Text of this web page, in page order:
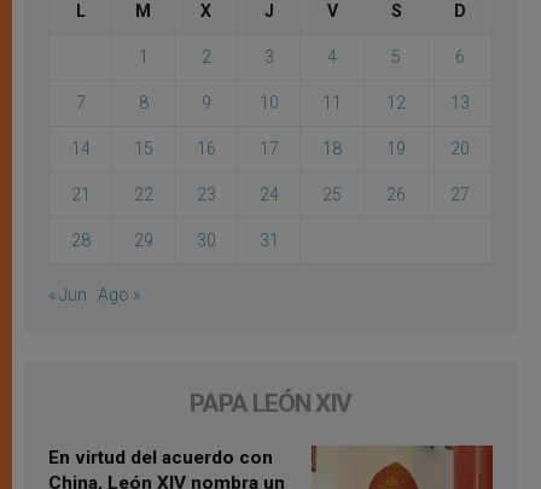
L M X J V S D
1 2 3 4 5 6
7 8 9 10 11 12 13
14 15 16 17 18 19 20
21 22 23 24 25 26 27
28 29 30 31
« Jun Ago »
PAPA LEÓN XIV
En virtud del acuerdo con
China, León XIV nombra un